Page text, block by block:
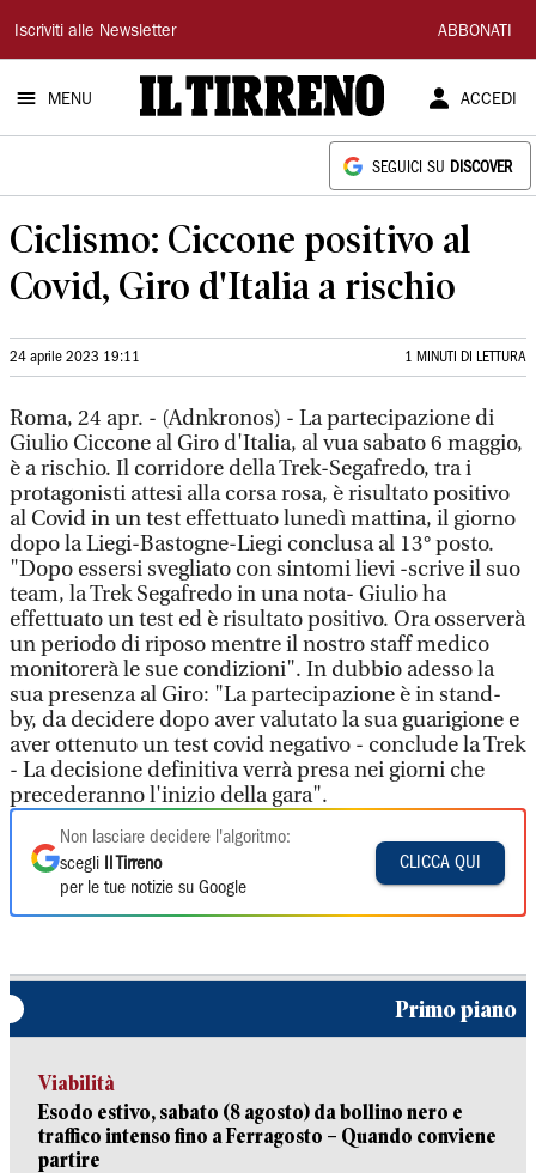
Il
Tirreno
Iscriviti alle Newsletter ABBONATI
MENU ACCEDI
SEGUICI SU DISCOVER
Ciclismo: Ciccone positivo al
Covid, Giro d'Italia a rischio
24 aprile 2023 19:11 1 MINUTI DI LETTURA
Roma, 24 apr. - (Adnkronos) - La partecipazione di
Giulio Ciccone al Giro d'Italia, al vua sabato 6 maggio,
è a rischio. Il corridore della Trek-Segafredo, tra i
protagonisti attesi alla corsa rosa, è risultato positivo
al Covid in un test effettuato lunedì mattina, il giorno
dopo la Liegi-Bastogne-Liegi conclusa al 13° posto.
"Dopo essersi svegliato con sintomi lievi -scrive il suo
team, la Trek Segafredo in una nota- Giulio ha
effettuato un test ed è risultato positivo. Ora osserverà
un periodo di riposo mentre il nostro staff medico
monitorerà le sue condizioni". In dubbio adesso la
sua presenza al Giro: "La partecipazione è in stand-
by, da decidere dopo aver valutato la sua guarigione e
aver ottenuto un test covid negativo - conclude la Trek
- La decisione definitiva verrà presa nei giorni che
precederanno l'inizio della gara".
Non lasciare decidere l'algoritmo:
scegli
Il Tirreno
per le tue notizie su Google
CLICCA QUI
Primo piano
Viabilità
Esodo estivo, sabato (8 agosto) da bollino nero e
traffico intenso fino a Ferragosto – Quando conviene
partire